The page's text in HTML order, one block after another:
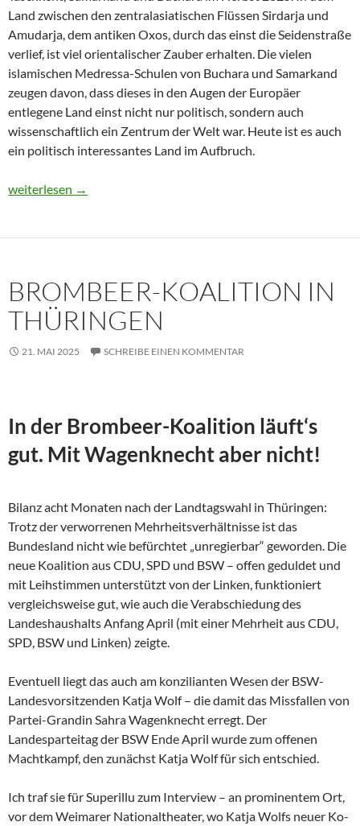
Land zwischen den zentralasiatischen Flüssen Sirdarja und
Amudarja, dem antiken Oxos, durch das einst die Seidenstraße
verlief, ist viel orientalischer Zauber erhalten. Die vielen
islamischen Medressa-Schulen von Buchara und Samarkand
zeugen davon, dass dieses in den Augen der Europäer
entlegene Land einst nicht nur politisch, sondern auch
wissenschaftlich ein Zentrum der Welt war. Heute ist es auch
ein politisch interessantes Land im Aufbruch.
Usbekistan 2025: Unterwegs in einem Land im Aufbruch
weiterlesen →
BROMBEER-KOALITION IN
THÜRINGEN
21. MAI 2025 SCHREIBE EINEN KOMMENTAR
In der Brombeer-Koalition läuft‘s
gut. Mit Wagenknecht aber nicht!
Bilanz acht Monaten nach der Landtagswahl in Thüringen:
Trotz der verworrenen Mehrheitsverhältnisse ist das
Bundesland nicht wie befürchtet „unregierbar“ geworden. Die
neue Koalition aus CDU, SPD und BSW – offen geduldet und
mit Leihstimmen unterstützt von der Linken, funktioniert
vergleichsweise gut, wie auch die Verabschiedung des
Landeshaushalts Anfang April (mit einer Mehrheit aus CDU,
SPD, BSW und Linken) zeigte.
Eventuell liegt das auch am konzilianten Wesen der BSW-
Landesvorsitzenden Katja Wolf – die damit das Missfallen von
Partei-Grandin Sahra Wagenknecht erregt. Der
Landesparteitag der BSW Ende April wurde zum offenen
Machtkampf, den zunächst Katja Wolf für sich entschied.
Ich traf sie für Superillu zum Interview – an prominentem Ort,
vor dem Weimarer Nationaltheater, wo Katja Wolfs neuer Ko-